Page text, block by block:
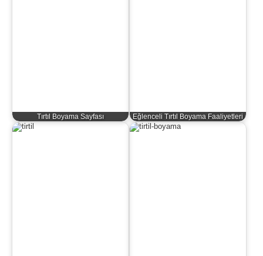
Tırtıl Boyama Sayfası Eğlenceli Tırtıl Boyama Faaliyetleri